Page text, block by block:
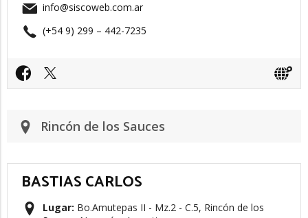
info@siscoweb.com.ar
(+54 9) 299 – 442-7235​
Rincón de los Sauces
BASTIAS CARLOS
Lugar: Bo.Amutepas II - Mz.2 - C.5, Rincón de los